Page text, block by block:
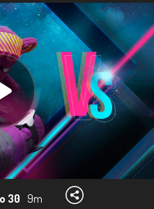
30 9m